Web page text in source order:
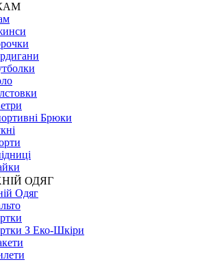
Брюки
ОДЯГ
Одяг
З Еко-Шкіри